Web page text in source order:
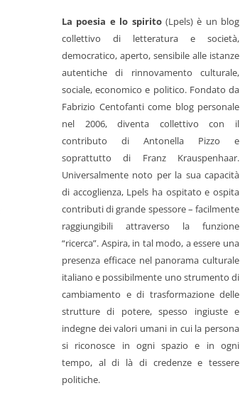
La poesia e lo spirito(Lpels) è un blog
collettivo di letteratura e società,
democratico, aperto, sensibile alle istanze
autentiche di rinnovamento culturale,
sociale, economico e politico. Fondato da
Fabrizio Centofanti come blog personale
nel 2006, diventa collettivo con il
contributo di Antonella Pizzo e
soprattutto di Franz Krauspenhaar.
Universalmente noto per la sua capacità
di accoglienza, Lpels ha ospitato e ospita
contributi di grande spessore – facilmente
raggiungibili attraverso la funzione
“ricerca”. Aspira, in tal modo, a essere una
presenza efficace nel panorama culturale
italiano e possibilmente uno strumento di
cambiamento e di trasformazione delle
strutture di potere, spesso ingiuste e
indegne dei valori umani in cui la persona
si riconosce in ogni spazio e in ogni
tempo, al di là di credenze e tessere
politiche.